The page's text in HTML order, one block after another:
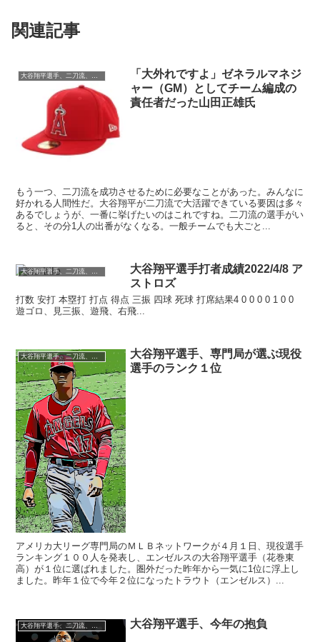
関連記事
大谷翔平選手、二刀流、MLB、成績、トピック
「大外れですよ」ゼネラルマネジ
ャー（GM）としてチーム編成の
責任者だった山田正雄氏
もう一つ、二刀流を成功させるために必要なことがあった。みんなに
好かれる人間性だ。大谷翔平が二刀流で大活躍できている要因は多々
あるでしょうが、一番に挙げたいのはこれですね。二刀流の選手がい
ると、その分1人の出番がなくなる。一般チームでも大ごと...
大谷翔平選手打者成績2022/4/8 ア
ストロズ
打数 安打 本塁打 打点 得点 三振 四球 死球 打席結果4 0 0 0 0 1 0 0
遊ゴロ、見三振、遊飛、右飛...
大谷翔平選手、二刀流、MLB、成績、トピック
大谷翔平選手、専門局が選ぶ現役
選手のランク１位
アメリカ大リーグ専門局のＭＬＢネットワークが４月１日、現役選手
ランキング１００人を発表し、エンゼルスの大谷翔平選手（花巻東
高）が１位に選ばれました。圏外だった昨年から一気に1位に浮上し
ました。昨年１位で今年２位になったトラウト（エンゼルス）...
大谷翔平選手、二刀流、MLB、成績、トピック 大谷翔平選手、今年の抱負